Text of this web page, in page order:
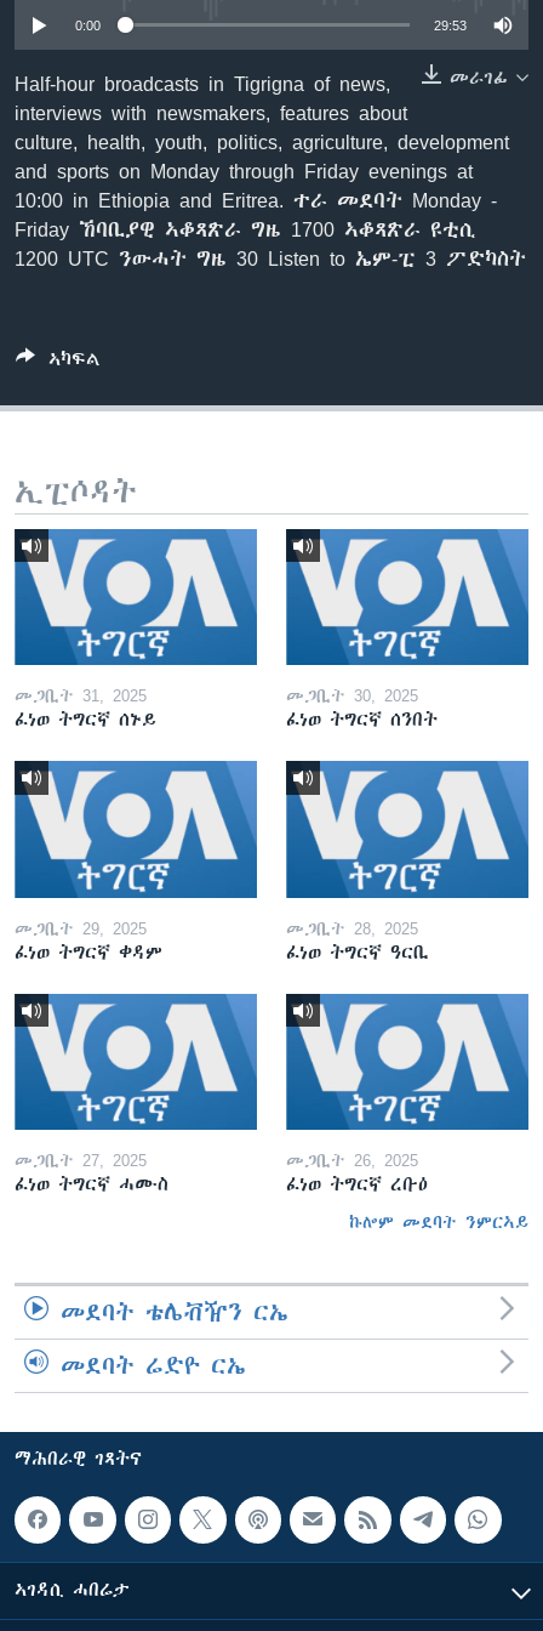
ቂሔ ጽልሚ
ቋንቋታት
0:00 29:53
መራገፊ
Half-hour broadcasts in Tigrigna of news,
interviews with newsmakers, features about
culture, health, youth, politics, agriculture, development
and sports on Monday through Friday evenings at
10:00 in Ethiopia and Eritrea. ተራ መደባት Monday -
Friday ኸባቢያዊ ኣቆጻጽራ ግዜ 1700 ኣቆጻጽራ ዩቲሲ
1200 UTC ንውሓት ግዜ 30 Listen to ኤም-ፒ 3 ፖድካስት
ኣካፍል
ኢፒሶዳት
መጋቢት 31, 2025
ፈነወ ትግርኛ ሰኑይ
መጋቢት 30, 2025
ፈነወ ትግርኛ ሰንበት
መጋቢት 29, 2025
ፈነወ ትግርኛ ቀዳም
መጋቢት 28, 2025
ፈነወ ትግርኛ ዓርቢ
መጋቢት 27, 2025
ፈነወ ትግርኛ ሓሙስ
መጋቢት 26, 2025
ፈነወ ትግርኛ ረቡዕ
ኩሎም መደባት ንምርኣይ
መደባት ቴሌቭዥን ርኤ
መደባት ሬድዮ ርኤ
ማሕበራዊ ገጻትና
ኣገዳሲ ሓበሬታ